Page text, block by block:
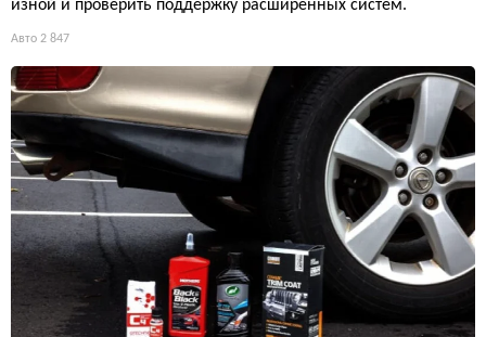
изной и проверить поддержку расширенных систем.
Авто 2 847